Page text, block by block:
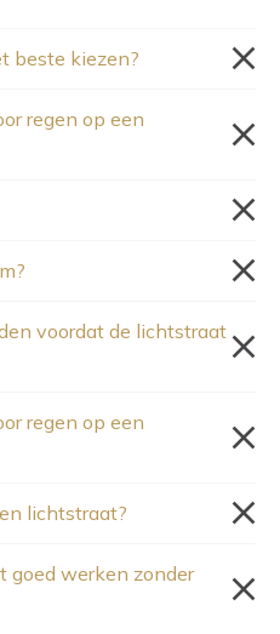
beste kiezen?
regen op een
voordat de lichtstraat
regen op een
lichtstraat?
goed werken zonder